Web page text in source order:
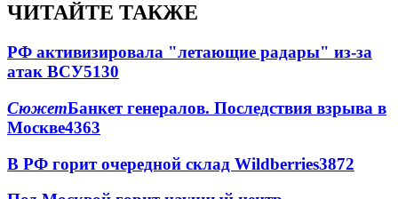
ЧИТАЙТЕ ТАКЖЕ
РФ активизировала "летающие радары" из-за
атак ВСУ5130
СюжетБанкет генералов. Последствия взрыва в
Москве4363
В РФ горит очередной склад Wildberries3872